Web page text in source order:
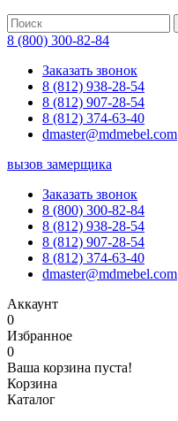
8 (800) 300-82-84
Заказать звонок
8 (812) 938-28-54
8 (812) 907-28-54
8 (812) 374-63-40
dmaster@mdmebel.com
вызов замерщика
Заказать звонок
8 (800) 300-82-84
8 (812) 938-28-54
8 (812) 907-28-54
8 (812) 374-63-40
dmaster@mdmebel.com
Аккаунт
0
Избранное
0
Ваша корзина пуста!
Корзина
Каталог